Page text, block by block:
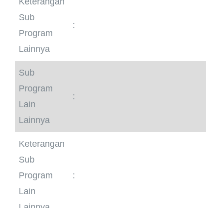
Sub
Program
Lainnya
:
Sub
Program
Lain
Lainnya
:
Keterangan
Sub
Program
Lain
: